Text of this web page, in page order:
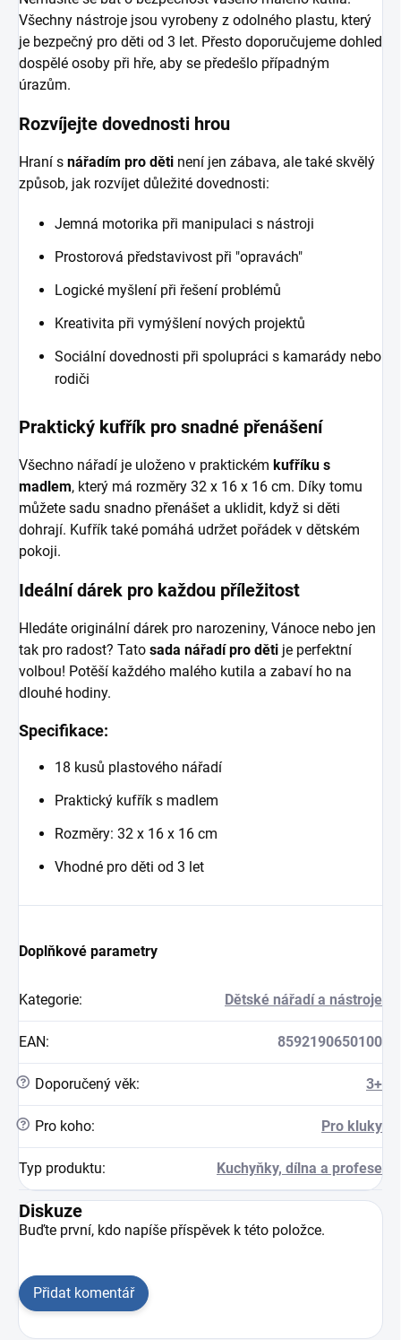
Všechny nástroje jsou vyrobeny z odolného plastu, který
je bezpečný pro děti od 3 let. Přesto doporučujeme dohled
dospělé osoby při hře, aby se předešlo případným
úrazům.
Rozvíjejte dovednosti hrou
Hraní s nářadím pro děti není jen zábava, ale také skvělý
způsob, jak rozvíjet důležité dovednosti:
Jemná motorika při manipulaci s nástroji
Prostorová představivost při "opravách"
Logické myšlení při řešení problémů
Kreativita při vymýšlení nových projektů
Sociální dovednosti při spolupráci s kamarády nebo
rodiči
Praktický kufřík pro snadné přenášení
Všechno nářadí je uloženo v praktickém kufříku s
madlem, který má rozměry 32 x 16 x 16 cm. Díky tomu
můžete sadu snadno přenášet a uklidit, když si děti
dohrají. Kufřík také pomáhá udržet pořádek v dětském
pokoji.
Ideální dárek pro každou příležitost
Hledáte originální dárek pro narozeniny, Vánoce nebo jen
tak pro radost? Tato sada nářadí pro děti je perfektní
volbou! Potěší každého malého kutila a zabaví ho na
dlouhé hodiny.
Specifikace:
18 kusů plastového nářadí
Praktický kufřík s madlem
Rozměry: 32 x 16 x 16 cm
Vhodné pro děti od 3 let
Doplňkové parametry
Kategorie: Dětské nářadí a nástroje
EAN: 8592190650100
? Doporučený věk: 3+
? Pro koho: Pro kluky
Typ produktu: Kuchyňky, dílna a profese
Diskuze
Buďte první, kdo napíše příspěvek k této položce.
Přidat komentář